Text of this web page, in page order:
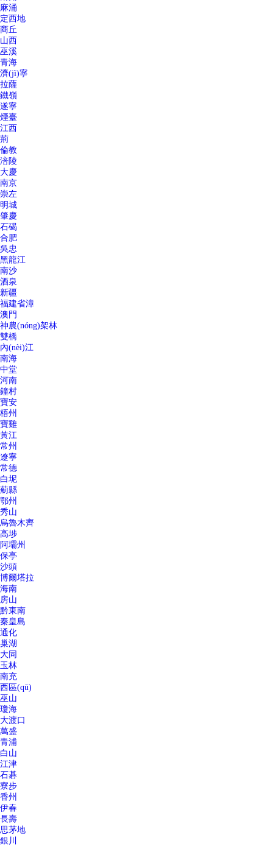
麻涌
定西地
商丘
山西
巫溪
青海
濟(jì)寧
拉薩
鐵嶺
遂寧
煙臺
江西
荊
倫教
涪陵
大慶
南京
崇左
明城
肇慶
石碣
合肥
吳忠
黑龍江
南沙
酒泉
新疆
福建省漳
澳門
神農(nóng)架林
雙橋
內(nèi)江
南海
中堂
河南
鐘村
寶安
梧州
寶雞
黃江
常州
遼寧
常德
白坭
薊縣
鄂州
秀山
烏魯木齊
高埗
阿壩州
保亭
沙頭
博爾塔拉
海南
房山
黔東南
秦皇島
通化
巢湖
大同
玉林
南充
西區(qū)
巫山
瓊海
大渡口
萬盛
青浦
白山
江津
石碁
寮步
香州
伊春
長壽
思茅地
銀川